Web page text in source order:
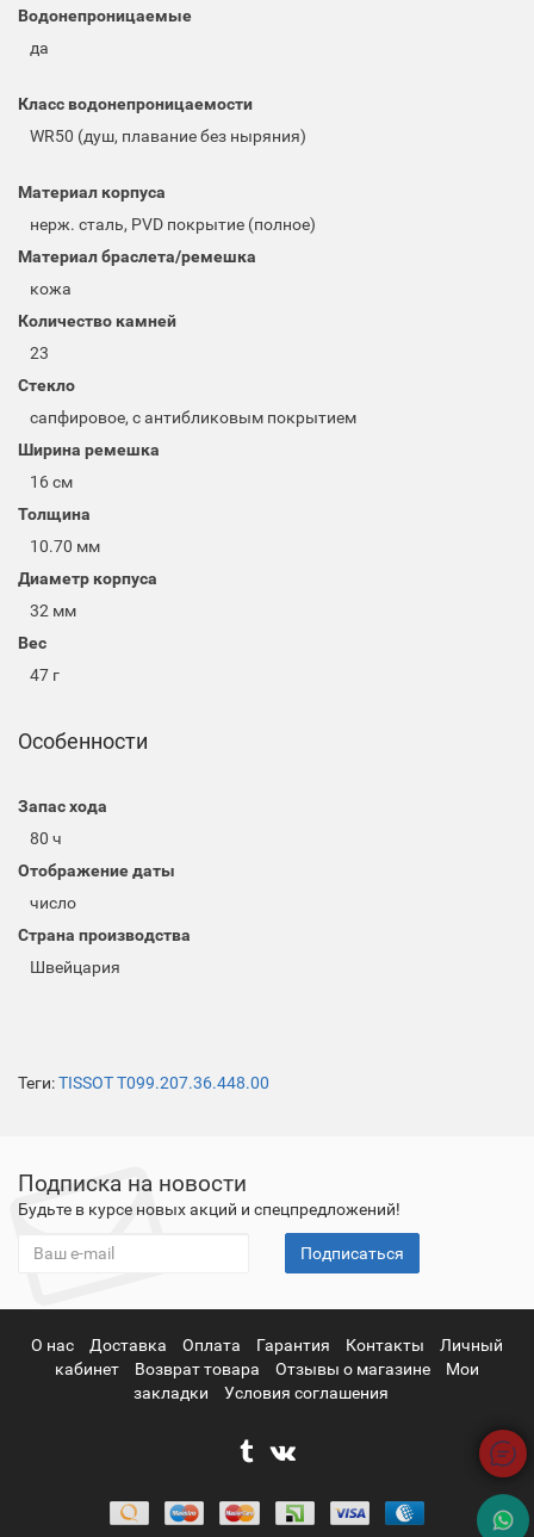
Водонепроницаемые
да
Класс водонепроницаемости
WR50 (душ, плавание без ныряния)
Материал корпуса
нерж. сталь, PVD покрытие (полное)
Материал браслета/ремешка
кожа
Количество камней
23
Стекло
сапфировое, с антибликовым покрытием
Ширина ремешка
16 см
Толщина
10.70 мм
Диаметр корпуса
32 мм
Вес
47 г
Особенности
Запас хода
80 ч
Отображение даты
число
Страна производства
Швейцария
Теги:TISSOT T099.207.36.448.00
Подписка на новости
Будьте в курсе новых акций и спецпредложений!
Подписаться
О нас Доставка Оплата Гарантия Контакты
Личный
кабинет
Возврат товара Отзывы о магазине
Мои
закладки
Условия соглашения